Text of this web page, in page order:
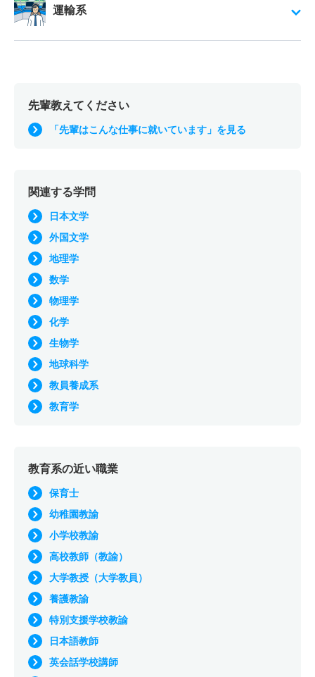
運輸系
先輩教えてください
「先輩はこんな仕事に就いています」を見る
関連する学問
日本文学
外国文学
地理学
数学
物理学
化学
生物学
地球科学
教員養成系
教育学
教育系の近い職業
保育士
幼稚園教諭
小学校教諭
高校教師（教諭）
大学教授（大学教員）
養護教諭
特別支援学校教諭
日本語教師
英会話学校講師